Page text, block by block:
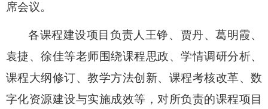
席会议。
各课程建设项目负责人王铮、贾丹、葛明霞、
袁捷、徐佳等老师围绕课程思政、学情调研分析、
课程大纲修订、教学方法创新、课程考核改革、数
字化资源建设与实施成效等，对所负责的课程项目